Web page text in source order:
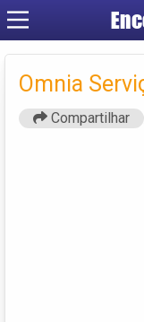
Omnia
Compartilhar